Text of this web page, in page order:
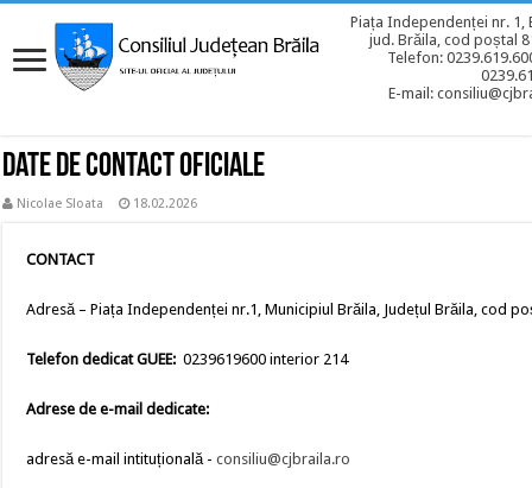
Piața Independenței nr. 1,
jud. Brăila, cod poștal
Telefon:
E-mail:
Date de contact oficiale
Nicolae Sloata 18.02.2026
CONTACT
Adresă – Piața Independenței nr.1, Municipiul Brăila, Județul Brăila, cod
Telefon dedicat GUEE:0239619600 interior 214
Adrese de e-mail dedicate:
adresă e-mail intituțională -consiliu@cjbraila.ro